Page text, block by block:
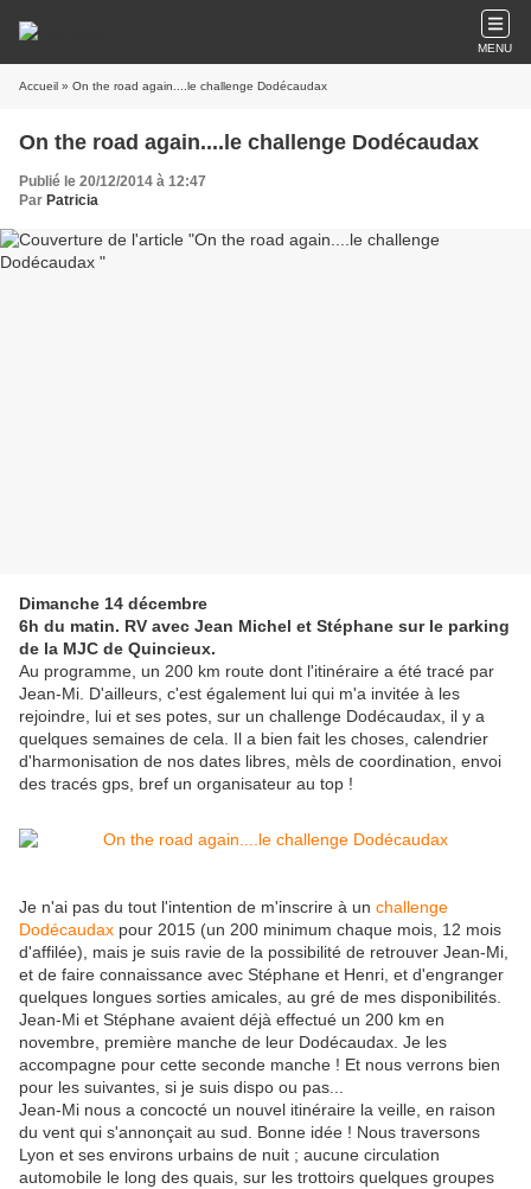
MENU
Accueil » On the road again....le challenge Dodécaudax
On the road again....le challenge Dodécaudax
Publié le 20/12/2014 à 12:47
Par Patricia
Dimanche 14 décembre
6h du matin. RV avec Jean Michel et Stéphane sur le parking
de la MJC de Quincieux.
Au programme, un 200 km route dont l'itinéraire a été tracé par
Jean-Mi. D'ailleurs, c'est également lui qui m'a invitée à les
rejoindre, lui et ses potes, sur un challenge Dodécaudax, il y a
quelques semaines de cela. Il a bien fait les choses, calendrier
d'harmonisation de nos dates libres, mèls de coordination, envoi
des tracés gps, bref un organisateur au top !
Je n'ai pas du tout l'intention de m'inscrire à un challenge
Dodécaudax pour 2015 (un 200 minimum chaque mois, 12 mois
d'affilée), mais je suis ravie de la possibilité de retrouver Jean-Mi,
et de faire connaissance avec Stéphane et Henri, et d'engranger
quelques longues sorties amicales, au gré de mes disponibilités.
Jean-Mi et Stéphane avaient déjà effectué un 200 km en
novembre, première manche de leur Dodécaudax. Je les
accompagne pour cette seconde manche ! Et nous verrons bien
pour les suivantes, si je suis dispo ou pas...
Jean-Mi nous a concocté un nouvel itinéraire la veille, en raison
du vent qui s'annonçait au sud. Bonne idée ! Nous traversons
Lyon et ses environs urbains de nuit ; aucune circulation
automobile le long des quais, sur les trottoirs quelques groupes